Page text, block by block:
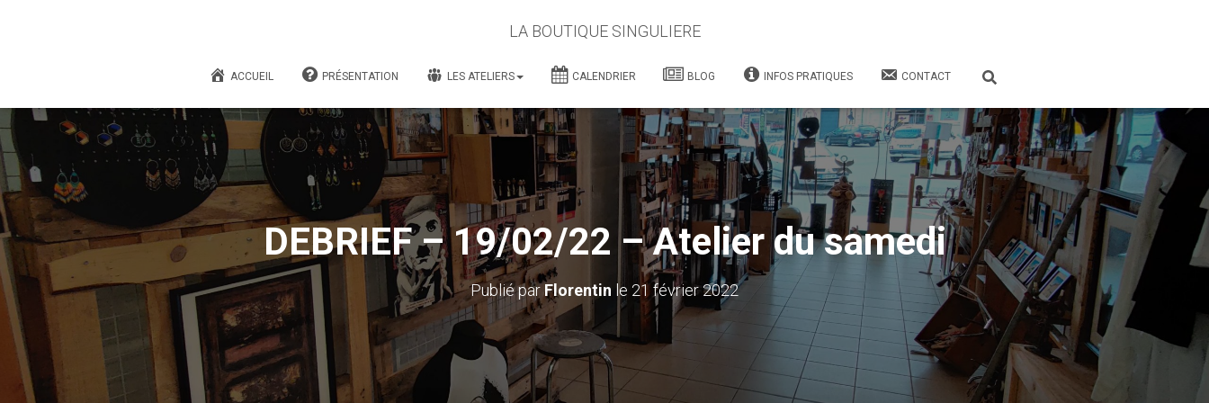
LA BOUTIQUE SINGULIERE
ACCUEIL PRÉSENTATION LES ATELIERS CALENDRIER BLOG INFOS PRATIQUES CONTACT
DEBRIEF – 19/02/22 – Atelier du samedi
Publié parFlorentin le 21 février 2022